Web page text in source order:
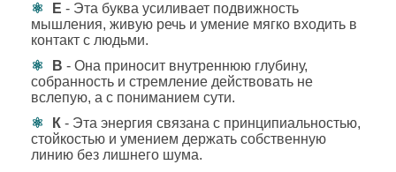
Е - Эта буква усиливает подвижность
мышления, живую речь и умение мягко входить в
контакт с людьми.
В - Она приносит внутреннюю глубину,
собранность и стремление действовать не
вслепую, а с пониманием сути.
К - Эта энергия связана с принципиальностью,
стойкостью и умением держать собственную
линию без лишнего шума.